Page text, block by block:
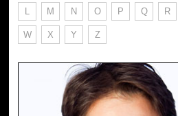
L M N O P Q R
W X Y Z